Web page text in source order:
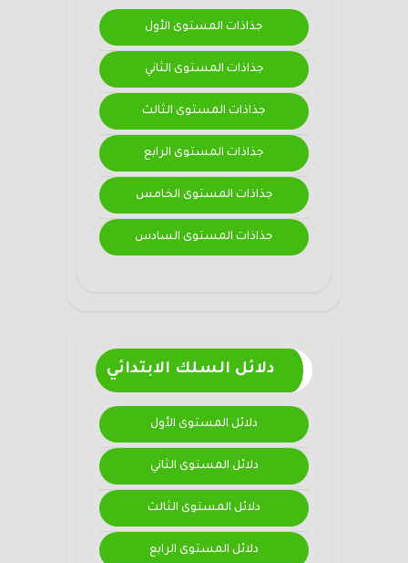
جذاذات المستوى الأول
جذاذات المستوى الثاني
جذاذات المستوى الثالث
جذاذات المستوى الرابع
جذاذات المستوى الخامس
جذاذات المستوى السادس
دلائل السلك الابتدائي
دلائل المستوى الأول
دلائل المستوى الثاني
دلائل المستوى الثالث
دلائل المستوى الرابع